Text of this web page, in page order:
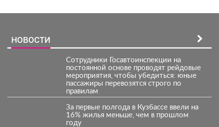
НОВОСТИ
Сотрудники Госавтоинспекции на
постоянной основе проводят рейдовые
мероприятия, чтобы убедиться: юные
пассажиры перевозятся строго по
правилам
За первые полгода в Кузбассе ввели на
16% жилья меньше, чем в прошлом
году